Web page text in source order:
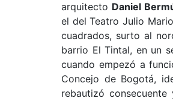
arquitecto Daniel
el del Teatro Julio
cuadrados, surto al
barrio El Tintal, en un
cuando empezó a
Concejo de Bogotá,
rebautizó